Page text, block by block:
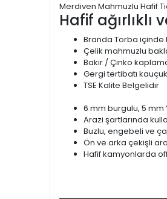
Merdiven Mahmuzlu Hafif
Hafif ağırlıklı
Branda Torba içinde
Çelik mahmuzlu
Bakır / Çinko
Gergi tertibatı
TSE Kalite Belgelidir
6 mm burgulu, 5 mm
Arazi şartlarında
Buzlu, engebeli ve
Ön ve arka çekişli
Hafif kamyonlarda